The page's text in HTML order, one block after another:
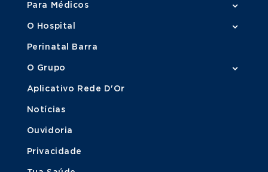
Para Médicos
O Hospital
Perinatal Barra
O Grupo
Aplicativo Rede D'Or
Notícias
Ouvidoria
Privacidade